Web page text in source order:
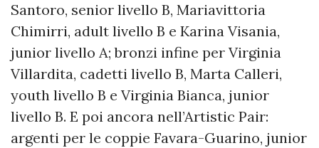
Santoro, senior livello B, Mariavittoria
Chimirri, adult livello B e Karina Visania,
junior livello A; bronzi infine per Virginia
Villardita, cadetti livello B, Marta Calleri,
youth livello B e Virginia Bianca, junior
livello B. E poi ancora nell’Artistic Pair:
argenti per le coppie Favara-Guarino, junior